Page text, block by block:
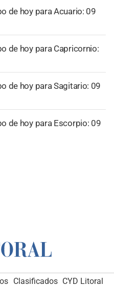
de hoy para Acuario: 09
de hoy para Capricornio:
de hoy para Sagitario: 09
de hoy para Escorpio: 09
Clasificados CYD Litoral